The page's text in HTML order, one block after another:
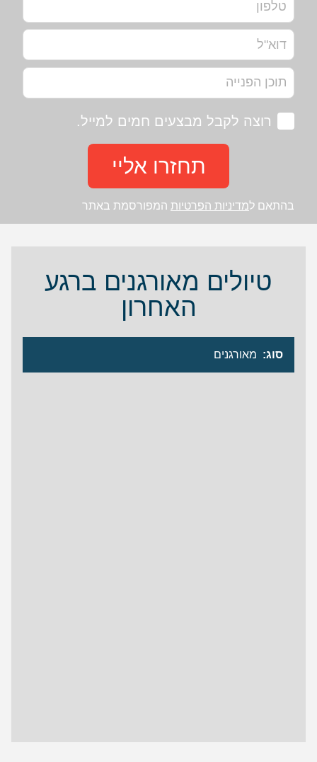
רוצה לקבל מבצעים חמים למייל.
תחזרו אליי
בהתאם למדיניות הפרטיות המפורסמת באתר
טיולים מאורגנים ברגע
האחרון
סוג